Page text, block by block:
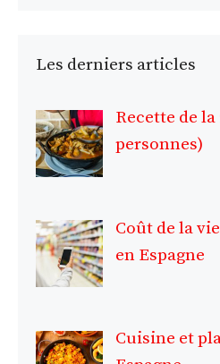
Les derniers articles
Recette de
personnes)
Coût de la
en Espagne
Cuisine et